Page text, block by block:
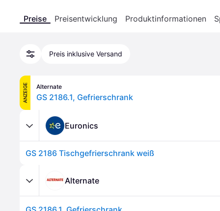
Preise Preisentwicklung Produktinformationen
Preis inklusive Versand
ANZEIGE Alternate
GS 2186.1, Gefrierschrank
Euronics
GS 2186 Tischgefrierschrank weiß
Alternate